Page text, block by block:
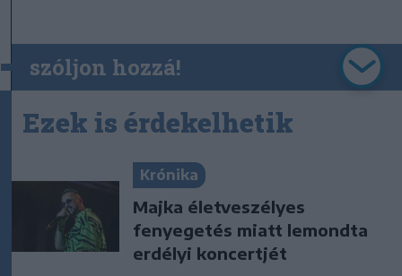
szóljon hozzá!
Ezek is érdekelhetik
Krónika
Majka életveszélyes
fenyegetés miatt lemondta
erdélyi koncertjét